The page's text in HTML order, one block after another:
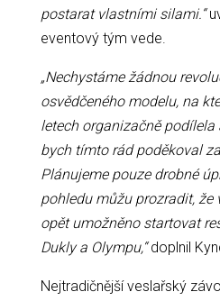
postarat vlastními silami.“
eventový tým vede.
„Nechystáme žádnou
osvědčeného modelu, na
letech organizačně podílela
bych tímto rád poděkoval
Plánujeme pouze drobné
pohledu můžu prozradit, že
opět umožněno startovat
Dukly a Olympu,“doplnil
Nejtradičnější veslařský